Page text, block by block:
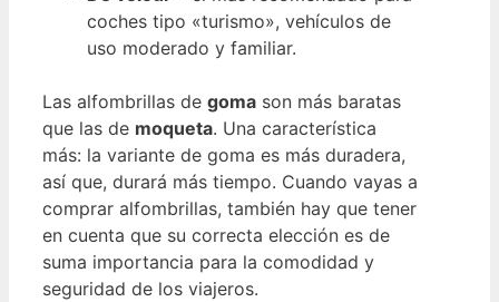
coches tipo «turismo», vehículos de
uso moderado y familiar.
Las alfombrillas de goma son más baratas
que las de moqueta. Una característica
más: la variante de goma es más duradera,
así que, durará más tiempo. Cuando vayas a
comprar alfombrillas, también hay que tener
en cuenta que su correcta elección es de
suma importancia para la comodidad y
seguridad de los viajeros.